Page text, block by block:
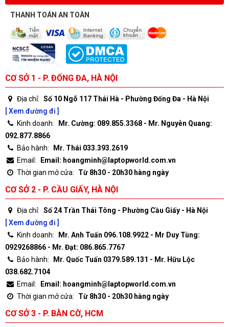
THANH TOÁN AN TOÀN
CƠ SỞ 1 - P. ĐỐNG ĐA, HÀ NỘI
Địa chỉ: Số 10 Ngõ 117 Thái Hà - Phường Đống Đa - Hà Nội
[ Xem đường đi ]
Kinh doanh:
Mr. Cường: 089.855.3368 - Mr. Nguyễn Quang:
092.877.8866
Bảo hành:
Mr. Thái 033.393.2619
Email:
Email: hoangminh@laptopworld.com.vn
Thời gian mở cửa:
Từ 8h30 - 20h30 hàng ngày
CƠ SỞ 2 - P. CẦU GIẤY, HÀ NỘI
Địa chỉ: Số 24 Trần Thái Tông - Phường Cầu Giấy - Hà Nội
[ Xem đường đi ]
Kinh doanh:
Mr. Anh Tuấn 096.108.9922 - Mr Duy Tùng:
0929268866 - Mr. Đạt: 086.865.7767
Bảo hành:
Mr. Quốc Tuấn 0379.589.131 - Mr. Hữu Lộc
038.682.7104
Email:
Email: hoangminh@laptopworld.com.vn
Thời gian mở cửa:
Từ 8h30 - 20h30 hàng ngày
CƠ SỞ 3 - P. BÀN CỜ, HCM